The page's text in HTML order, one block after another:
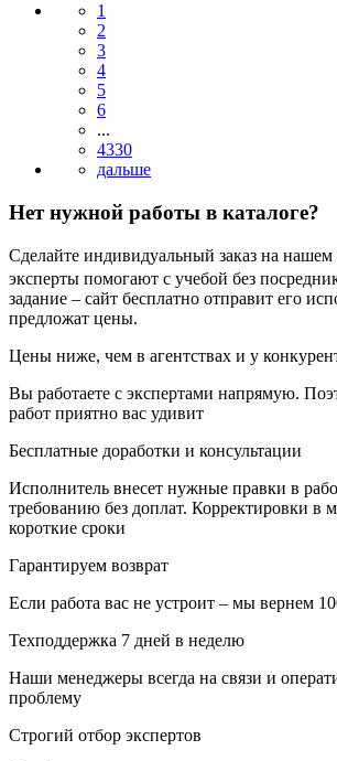
1
2
3
4
5
6
...
4330
Нет нужной работы в каталоге?
Сделайте индивидуальный заказ на нашем
эксперты помогают с учебой без
задание – сайт бесплатно отправит его
предложат цены.
Цены ниже, чем в агентствах и у
Вы работаете с экспертами напрямую.
работ приятно вас удивит
Бесплатные доработки и консультации
Исполнитель внесет нужные правки в
требованию без доплат. Корректировки в
короткие сроки
Гарантируем возврат
Если работа вас не устроит – мы вернем
Техподдержка 7 дней в неделю
Наши менеджеры всегда на связи и
проблему
Строгий отбор экспертов